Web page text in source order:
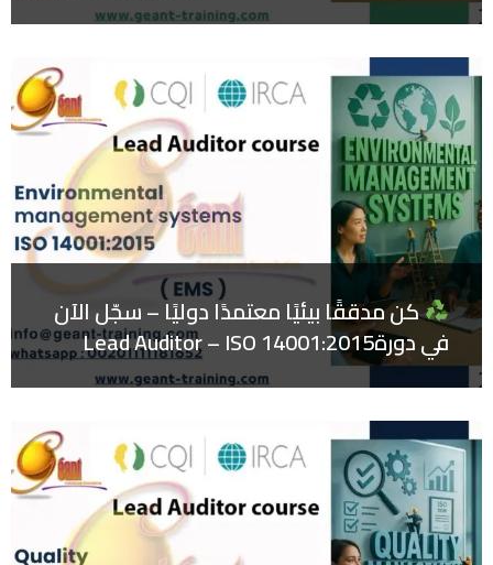
كن مدققًا بيئيًا معتمدًا دوليًا – سجّل الآن
في دورةLead Auditor – ISO 14001:2015